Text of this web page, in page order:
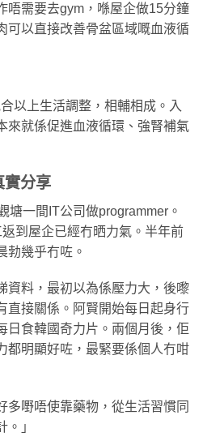
唔需要去gym，喺屋企做15分鐘
可以直接改善骨盆區域嘅血液循
以上生活調整，相輔相成。入
來就係促進血液循環、強腎補氣
實分享
塘一間IT公司做programmer。
到屋企已經冇晒力氣。半年前
勃幾乎冇咗。
資料，最初以為係壓力大，後嚟
直接關係。阿賢開始每日起身行
日食韓國奇力片。兩個月後，佢
都明顯好咗，最緊要係個人冇咁
多嘢唔使靠藥物，從生活習慣同
」